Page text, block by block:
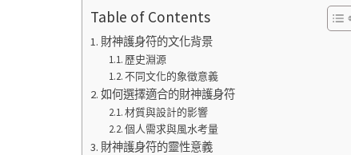
Table of Contents
財神護身符的文化背景
歷史淵源
不同文化的象徵意義
如何選擇適合的財神護身符
材質與設計的影響
個人需求與風水考量
財神護身符的靈性意義